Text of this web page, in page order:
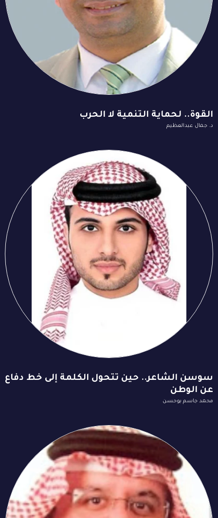
القوة.. لحماية التنمية لا الحرب
د. جمال عبدالعظيم
سوسن الشاعر.. حين تتحول الكلمة إلى خط دفاع
عن الوطن
محمد جاسم بوحسن